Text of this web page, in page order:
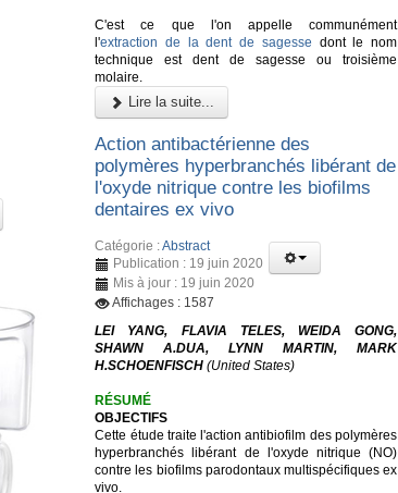
C'est ce que l'on appelle communément
l'extraction de la dent de sagesse dont le nom
technique est dent de sagesse ou troisième
molaire.
Lire la suite...
Action antibactérienne des
polymères hyperbranchés libérant de
l'oxyde nitrique contre les biofilms
dentaires ex vivo
Catégorie :Abstract
Publication : 19 juin 2020
Mis à jour : 19 juin 2020
Affichages : 1587
LEI YANG, FLAVIA TELES, WEIDA GONG,
SHAWN A.DUA, LYNN MARTIN, MARK
H.SCHOENFISCH (United States)
RÉSUMÉ
OBJECTIFS
Cette étude traite l'action antibiofilm des polymères
hyperbranchés libérant de l'oxyde nitrique (NO)
contre les biofilms parodontaux multispécifiques ex
vivo.